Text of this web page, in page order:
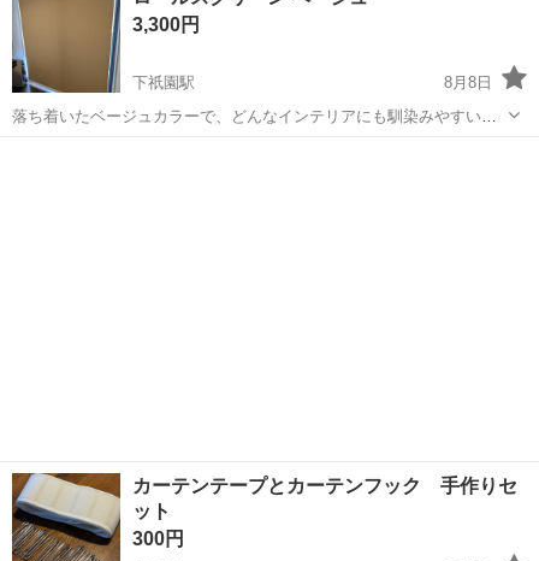
2040...
ロールスクリーン3,300円
下祇園駅
8月8日
落ち着いたベージュカラーで、どんなインテリアにも馴染みやすいシ
ンプルなロールスクリーンです。 - タイプ: ロールスクリーン - カラ
カーテンテープとカーテンフック 手作りセ
ット
300円